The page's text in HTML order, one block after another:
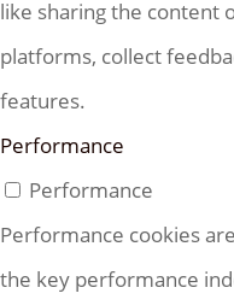
like sharing the content
platforms, collect
features.
Performance
Performance
Performance cookies
the key performance